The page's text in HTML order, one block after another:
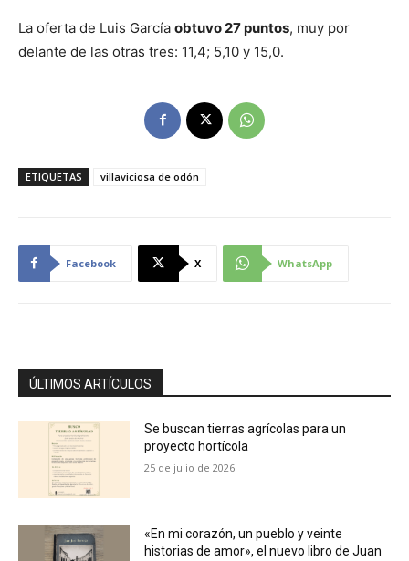
La oferta de Luis García obtuvo 27 puntos, muy por
delante de las otras tres: 11,4; 5,10 y 15,0.
ETIQUETAS villaviciosa de odón
Facebook X WhatsApp
ÚLTIMOS ARTÍCULOS
Se buscan tierras agrícolas para un
proyecto hortícola
25 de julio de 2026
«En mi corazón, un pueblo y veinte
historias de amor», el nuevo libro de Juan